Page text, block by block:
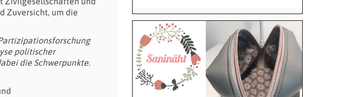
Zuversicht, um die
politischer
die Schwerpunkte.